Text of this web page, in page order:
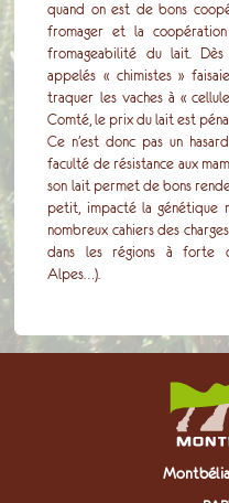
quand on est de bons
fromager et la
fromageabilité du lait. Dès
appelés « chimistes »
traquer les vaches à «
Comté, le prix du lait est
Ce n’est donc pas un
faculté de résistance aux
son lait permet de bons
petit, impacté la génétique
nombreux cahiers des
dans les régions à forte
Alpes…).